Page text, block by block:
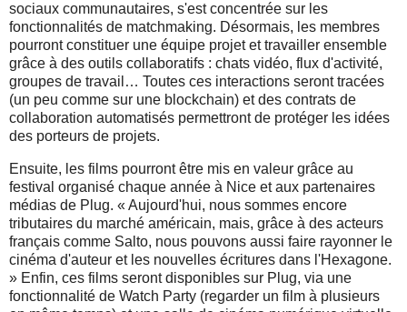
sociaux communautaires, s'est concentrée sur les
fonctionnalités de matchmaking. Désormais, les membres
pourront constituer une équipe projet et travailler ensemble
grâce à des outils collaboratifs : chats vidéo, flux d'activité,
groupes de travail… Toutes ces interactions seront tracées
(un peu comme sur une blockchain) et des contrats de
collaboration automatisés permettront de protéger les idées
des porteurs de projets.
Ensuite, les films pourront être mis en valeur grâce au
festival organisé chaque année à Nice et aux partenaires
médias de Plug. « Aujourd'hui, nous sommes encore
tributaires du marché américain, mais, grâce à des acteurs
français comme Salto, nous pouvons aussi faire rayonner le
cinéma d'auteur et les nouvelles écritures dans l'Hexagone.
» Enfin, ces films seront disponibles sur Plug, via une
fonctionnalité de Watch Party (regarder un film à plusieurs